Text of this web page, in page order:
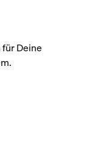
Deine